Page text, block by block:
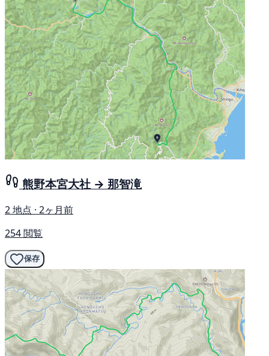
熊野本宮大社 → 那智滝
2 地点 · 2ヶ月前
254 閲覧
保存